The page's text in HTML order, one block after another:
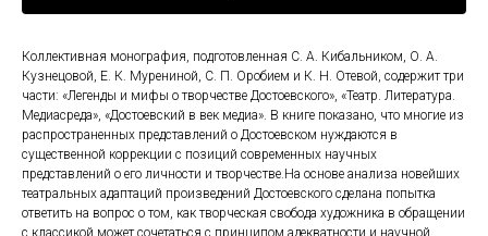
Коллективная монография, подготовленная С. А. Кибальником, О. А.
Кузнецовой, Е. К. Мурениной, С. П. Оробием и К. Н. Отевой, содержит три
части: «Легенды и мифы о творчестве Достоевского», «Театр. Литература.
Медиасреда», «Достоевский в век медиа». В книге показано, что многие из
распространенных представлений о Достоевском нуждаются в
существенной коррекции с позиций современных научных
представлений о его личности и творчестве.На основе анализа новейших
театральных адаптаций произведений Достоевского сделана попытка
ответить на вопрос о том, как творческая свобода художника в обращении
с классикой может сочетаться с принципом адекватности и научной